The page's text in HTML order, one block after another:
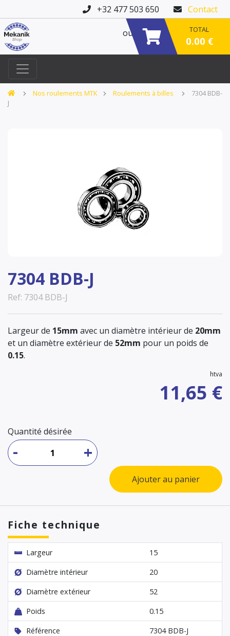
+32 477 503 650 Contact
ou TOTAL
0.00 €
Nos roulements MTK Roulements à billes
7304 BDB-
J
7304 BDB-J
Ref: 7304 BDB-J
Largeur de 15mm avec un diamètre intérieur de 20mm
et un diamètre extérieur de 52mm pour un poids de
0.15.
htva
11,65 €
Quantité désirée
+
-
Ajouter au panier
Fiche technique
Largeur
15
Diamètre intérieur
20
Diamètre extérieur
52
Poids
0.15
Référence
7304 BDB-J